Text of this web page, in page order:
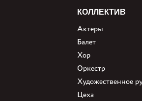
КОЛЛЕКТИВ
Актеры
Балет
Хор
Оркестр
Художественное
Цеха